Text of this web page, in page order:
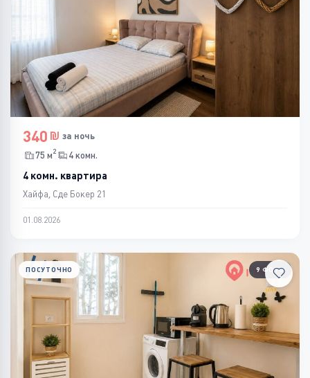
340
за ночь
75 м2 4 комн.
4 комн. квартира
Хайфа, Сде Бокер 21
01.08.2026
9 ФОТО
ПОСУТОЧНО